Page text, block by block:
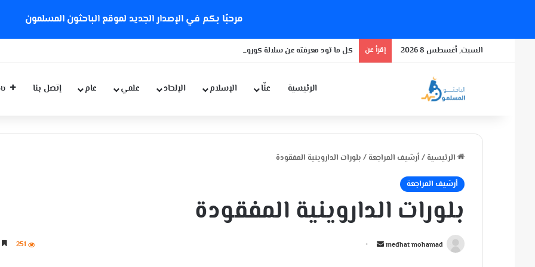
مرحبًا بكم في الإصدار الجديد لموقع الباحثون المسلمون
السبت, أغسطس 8 2026 إقرأ عن كل ما تود معرفته عن سلالة كورونا الجديدة
الرئيسية عنّا الإسلام الإلحاد علمي عام إتصل بنا
الرئيسية / أرشيف المراجعة / بلورات الداروينية المفقودة
أرشيف المراجعة
بلورات الداروينية المفقودة
medhat mohamad
أ
251 5 دقائق